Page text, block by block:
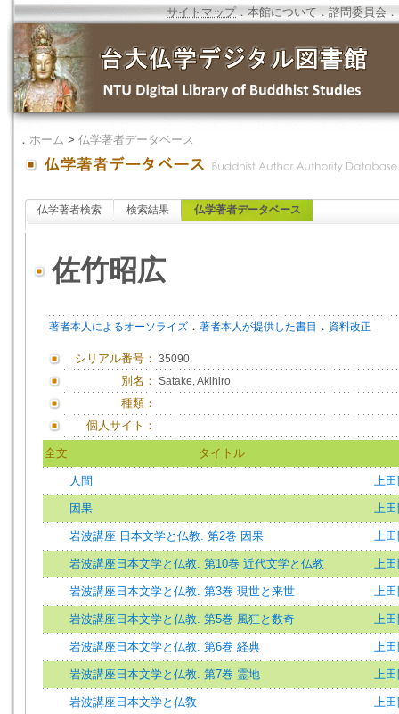
サイトマップ．本館について ．諮問委員会 ．
． ホーム > 仏学著者データベース
仏学著者検索 検索結果 仏学著者データベース
佐竹昭広
著者本人によるオーソライズ ． 著者本人が提供した書目 ． 資料改正
シリアル番号： 35090
別名： Satake, Akihiro
種類：
個人サイト：
全文 タイトル
人間 上
因果 上
岩波講座 日本文学と仏教. 第2巻 因果 上
岩波講座日本文学と仏教. 第10巻 近代文学と仏教 上
岩波講座日本文学と仏教. 第3巻 現世と来世 上
岩波講座日本文学と仏教. 第5巻 風狂と数奇 上
岩波講座日本文学と仏教. 第6巻 経典 上
岩波講座日本文学と仏教. 第7巻 霊地 上
岩波講座日本文学と仏敎 上